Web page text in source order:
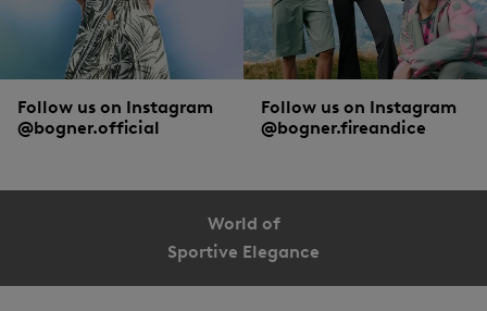
Follow us on Instagram
@bogner.official
Follow us on Instagram
@bogner.fireandice
World of
Sportive Elegance